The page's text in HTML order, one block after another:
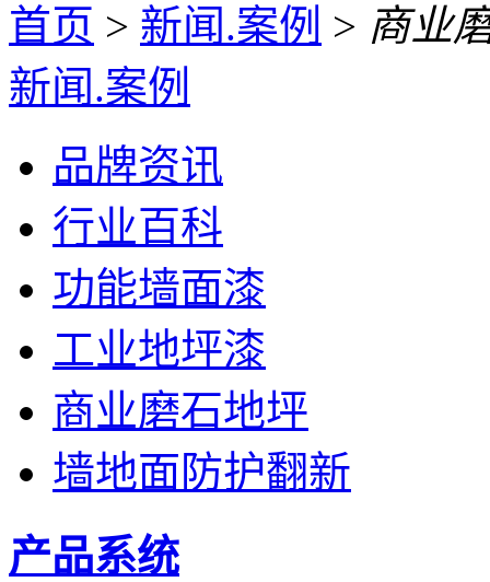
首页 > 新闻.案例 > 商业
新闻.案例
品牌资讯
行业百科
功能墙面漆
工业地坪漆
商业磨石地坪
墙地面防护翻新
产品系统